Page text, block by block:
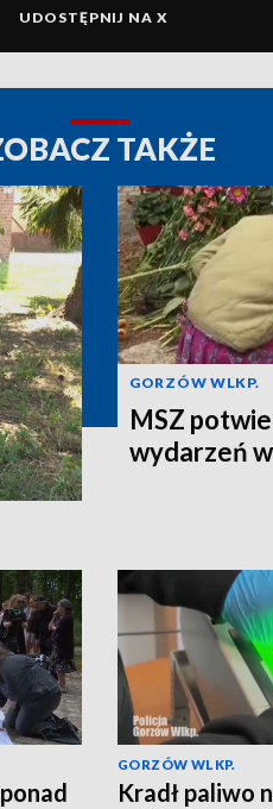
UDOSTĘPNIJ NA X
TAKŻE
GORZÓW WLKP.
MSZ
wydarzeń
GORZÓW WLKP.
Kradł paliwo